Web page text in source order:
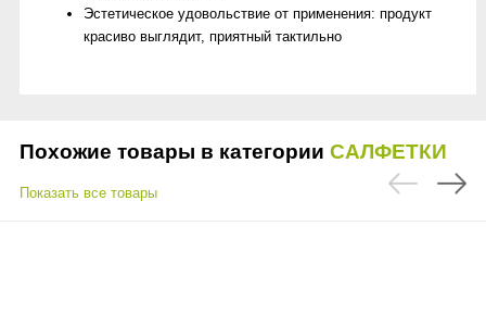
Эстетическое удовольствие от применения: продукт
красиво выглядит, приятный тактильно
Похожие товары в категории САЛФЕТКИ
Показать все товары